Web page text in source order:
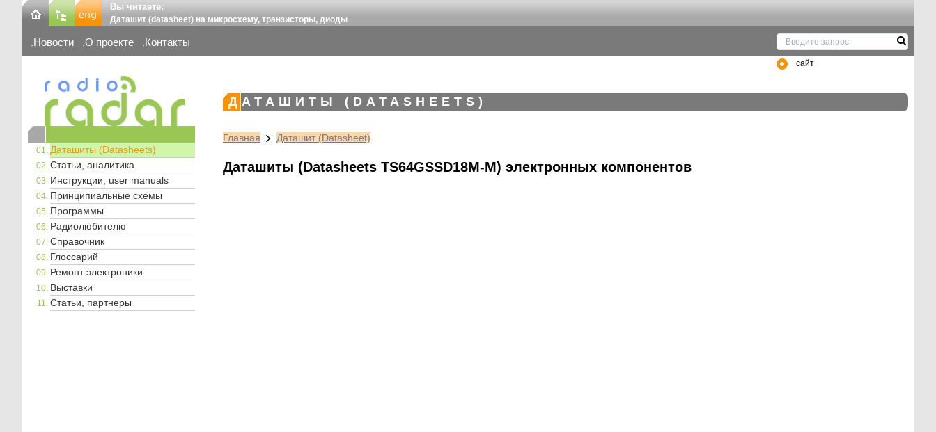
Вы читаете:
Даташит (datasheet) на микросхему, транзисторы, диоды
Новости О проекте Контакты
сайт
Даташиты (Datasheets)
Статьи, аналитика
Инструкции, user manuals
Принципиальные схемы
Программы
Радиолюбителю
Справочник
Глоссарий
Ремонт электроники
Выставки
Статьи, партнеры
ДАТАШИТЫ (DATASHEETS)
Главная Даташит (Datasheet)
Даташиты (Datasheets TS64GSSD18M-M) электронных компонентов